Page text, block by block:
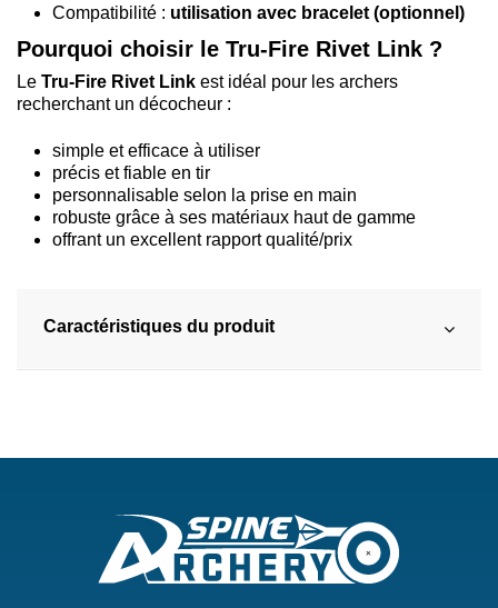
Compatibilité : utilisation avec bracelet (optionnel)
Pourquoi choisir le Tru-Fire Rivet Link ?
Le Tru-Fire Rivet Link est idéal pour les archers
recherchant un décocheur :
simple et efficace à utiliser
précis et fiable en tir
personnalisable selon la prise en main
robuste grâce à ses matériaux haut de gamme
offrant un excellent rapport qualité/prix
Caractéristiques du produit